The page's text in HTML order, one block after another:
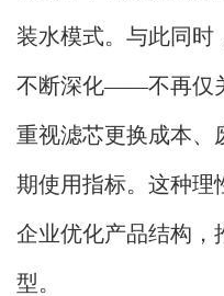
装水模式。与此同时
不断深化——不再仅
重视滤芯更换成本、
期使用指标。这种理
企业优化产品结构，
型。